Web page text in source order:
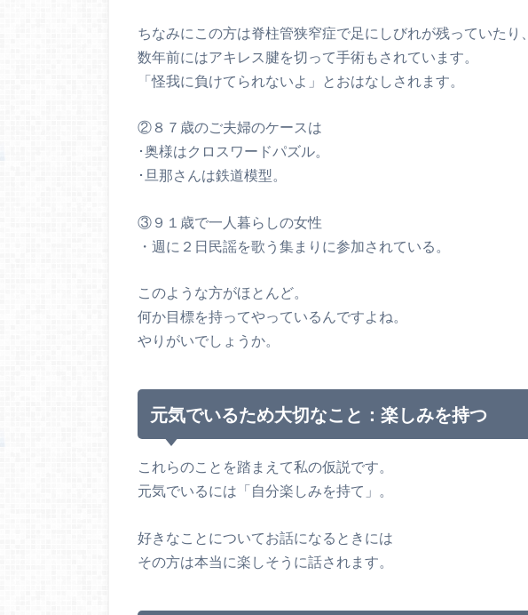
ちなみにこの方は脊柱管狭窄症で足にしびれが残っていたり、
数年前にはアキレス腱を切って手術もされています。
「怪我に負けてられないよ」とおはなしされます。
②８７歳のご夫婦のケースは
･奥様はクロスワードパズル。
･旦那さんは鉄道模型。
③９１歳で一人暮らしの女性
・週に２日民謡を歌う集まりに参加されている。
このような方がほとんど。
何か目標を持ってやっているんですよね。
やりがいでしょうか。
元気でいるため大切なこと：楽しみを持つ
これらのことを踏まえて私の仮説です。
元気でいるには「自分楽しみを持て」。
好きなことについてお話になるときには
その方は本当に楽しそうに話されます。